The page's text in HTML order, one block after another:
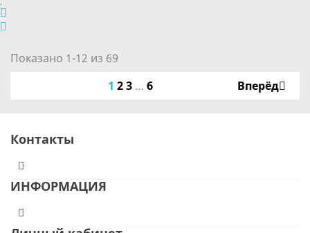
Показано 1-12 из 69
123 … 6 Вперёд
Контакты
ИНФОРМАЦИЯ